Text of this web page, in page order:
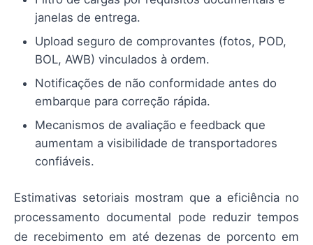
janelas de entrega.
Upload seguro de comprovantes (fotos, POD,
BOL, AWB) vinculados à ordem.
Notificações de não conformidade antes do
embarque para correção rápida.
Mecanismos de avaliação e feedback que
aumentam a visibilidade de transportadores
confiáveis.
Estimativas setoriais mostram que a eficiência no
processamento documental pode reduzir tempos
de recebimento em até dezenas de porcento em